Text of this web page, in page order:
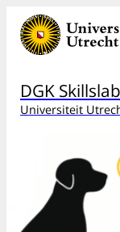
DGK Skillslab
Universiteit